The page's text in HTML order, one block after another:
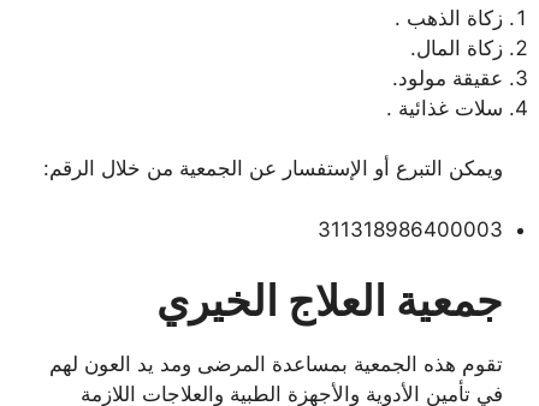
زكاة الذهب .
زكاة المال.
عقيقة مولود.
سلات غذائية .
ويمكن التبرع أو الإستفسار عن الجمعية من خلال الرقم:
311318986400003
جمعية العلاج الخيري
تقوم هذه الجمعية بمساعدة المرضى ومد يد العون لهم
في تأمين الأدوية والأجهزة الطبية والعلاجات اللازمة